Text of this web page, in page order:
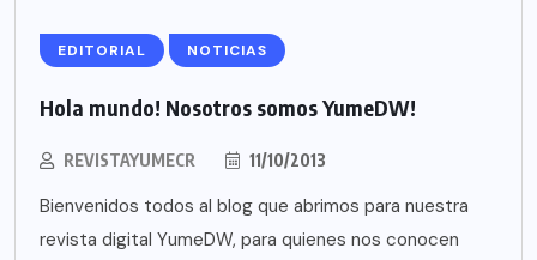
EDITORIAL NOTICIAS
Hola mundo! Nosotros somos YumeDW!
REVISTAYUMECR 11/10/2013
Bienvenidos todos al blog que abrimos para nuestra
revista digital YumeDW, para quienes nos conocen